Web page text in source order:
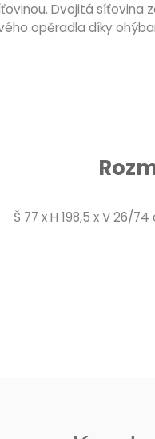
Dvojitá
opěradla díky
Š 77 x H 198,5 x V 26/